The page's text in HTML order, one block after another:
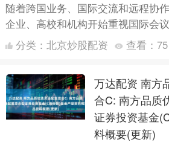
随着跨国业务、国际交流和远程协
企业、高校和机构开始重视国际会
很多人以为会议翻译只是“听听录音
国际会议....
分类： 北京炒股配资 查看： 75
万达配资 南方
合C: 南方品质
证券投资基金
料概要(更新)